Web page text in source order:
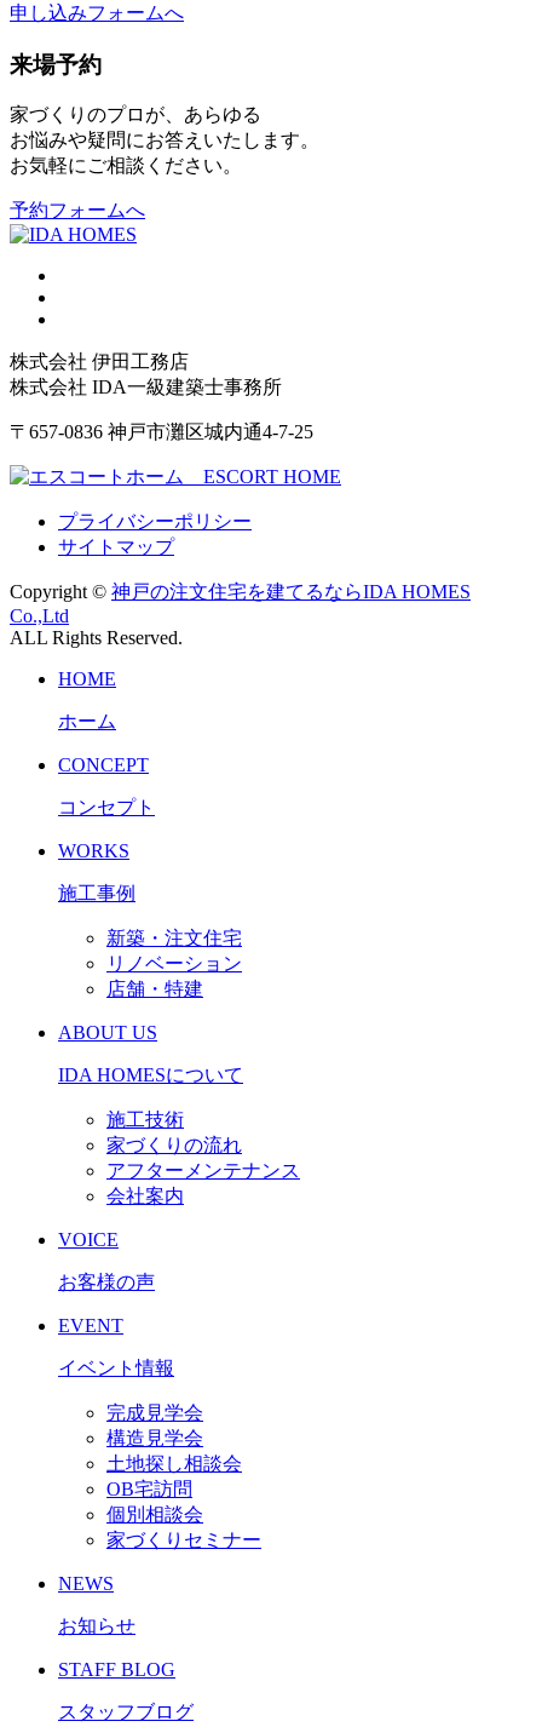
申し込みフォームへ
来場予約
家づくりのプロが、あらゆる
お悩みや疑問にお答えいたします。
お気軽にご相談ください。
予約フォームへ
株式会社 伊田工務店
株式会社 IDA一級建築士事務所
〒657-0836 神戸市灘区城内通4-7-25
プライバシーポリシー
サイトマップ
Copyright © 神戸の注文住宅を建てるならIDA HOMES
Co.,Ltd
ALL Rights Reserved.
HOME
ホーム
CONCEPT
コンセプト
WORKS
施工事例
新築・注文住宅
リノベーション
店舗・特建
ABOUT US
IDA HOMESについて
施工技術
家づくりの流れ
アフターメンテナンス
会社案内
VOICE
お客様の声
EVENT
イベント情報
完成見学会
構造見学会
土地探し相談会
OB宅訪問
個別相談会
家づくりセミナー
NEWS
お知らせ
STAFF BLOG
スタッフブログ